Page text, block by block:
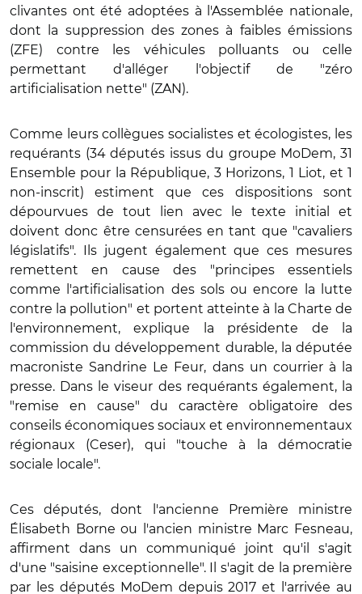
clivantes ont été adoptées à l'Assemblée nationale,
dont la suppression des zones à faibles émissions
(ZFE) contre les véhicules polluants ou celle
permettant d'alléger l'objectif de "zéro
artificialisation nette" (ZAN).
Comme leurs collègues socialistes et écologistes, les
requérants (34 députés issus du groupe MoDem, 31
Ensemble pour la République, 3 Horizons, 1 Liot, et 1
non-inscrit) estiment que ces dispositions sont
dépourvues de tout lien avec le texte initial et
doivent donc être censurées en tant que "cavaliers
législatifs". Ils jugent également que ces mesures
remettent en cause des "principes essentiels
comme l'artificialisation des sols ou encore la lutte
contre la pollution" et portent atteinte à la Charte de
l'environnement, explique la présidente de la
commission du développement durable, la députée
macroniste Sandrine Le Feur, dans un courrier à la
presse. Dans le viseur des requérants également, la
"remise en cause" du caractère obligatoire des
conseils économiques sociaux et environnementaux
régionaux (Ceser), qui "touche à la démocratie
sociale locale".
Ces députés, dont l'ancienne Première ministre
Élisabeth Borne ou l'ancien ministre Marc Fesneau,
affirment dans un communiqué joint qu'il s'agit
d'une "saisine exceptionnelle". Il s'agit de la première
par les députés MoDem depuis 2017 et l'arrivée au